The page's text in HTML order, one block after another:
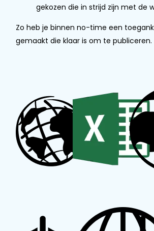
gekozen die in strijd zijn met de
Zo heb je binnen no-time een
gemaakt die klaar is om te publiceren.